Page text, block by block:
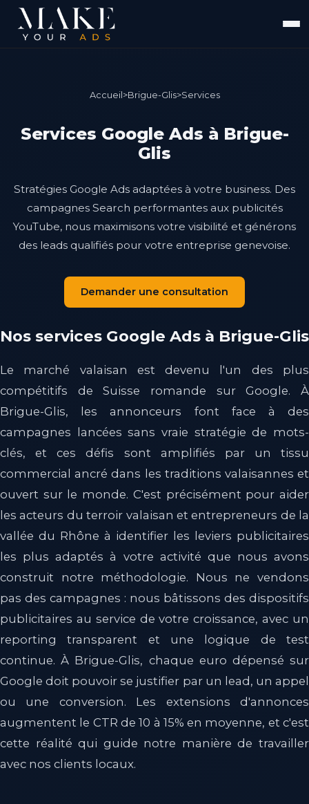
Accueil >Brigue-Glis>Services
Services Google Ads à Brigue-
Glis
Stratégies Google Ads adaptées à votre business. Des
campagnes Search performantes aux publicités
YouTube, nous maximisons votre visibilité et générons
des leads qualifiés pour votre entreprise genevoise.
Demander une consultation
Nos services Google Ads à Brigue-Glis
Le marché valaisan est devenu l'un des plus
compétitifs de Suisse romande sur Google. À
Brigue-Glis, les annonceurs font face à des
campagnes lancées sans vraie stratégie de mots-
clés, et ces défis sont amplifiés par un tissu
commercial ancré dans les traditions valaisannes et
ouvert sur le monde. C'est précisément pour aider
les acteurs du terroir valaisan et entrepreneurs de la
vallée du Rhône à identifier les leviers publicitaires
les plus adaptés à votre activité que nous avons
construit notre méthodologie. Nous ne vendons
pas des campagnes : nous bâtissons des dispositifs
publicitaires au service de votre croissance, avec un
reporting transparent et une logique de test
continue. À Brigue-Glis, chaque euro dépensé sur
Google doit pouvoir se justifier par un lead, un appel
ou une conversion. Les extensions d'annonces
augmentent le CTR de 10 à 15% en moyenne, et c'est
cette réalité qui guide notre manière de travailler
avec nos clients locaux.